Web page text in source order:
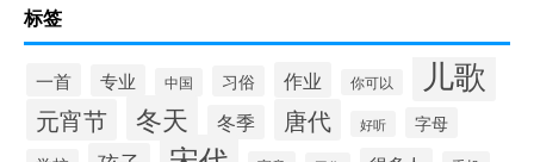
标签
一首 专业 中国 习俗 作业 你可以 儿歌
元宵节 冬天 冬季 唐代 好听
字母